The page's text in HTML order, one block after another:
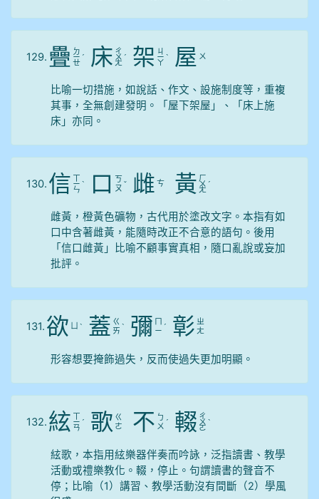
129. 疊 ㄉ
ㄧ
ㄝ
ˊ 床 ㄔ
ㄨ
ㄤ
ˊ 架 ㄐ
ㄧ
ㄚ
ˋ 屋 ㄨ
比喻一切措施，如說話、作文、設施制度等，重複
其事，全無創建發明。「屋下架屋」、「床上施
床」亦同。
130. 信 ㄒ
ㄧ
ㄣ
ˋ 口 ㄎ
ㄡ ˇ 雌 ㄘ 黃 ㄏ
ㄨ
ㄤ
ˊ
雌黃，橙黃色礦物，古代用於塗改文字。本指有如
口中含著雌黃，能隨時改正不合意的語句。後用
「信口雌黃」比喻不顧事實真相，隨口亂說或妄加
批評。
131. 欲 ˋ 蓋 ㄍ
ㄞ ˋ 彌 ㄇ
ㄧ ˊ 彰 ㄓ
ㄤ
形容想要掩飾過失，反而使過失更加明顯。
132. 絃 ㄒ
ㄧ
ㄢ
ˊ 歌 ㄍ
ㄜ
不 ㄅ
ㄨ ˊ 輟 ㄔ
ㄨ
ㄛ
ˋ
絃歌，本指用絃樂器伴奏而吟詠，泛指讀書、教學
活動或禮樂教化。輟，停止。句謂讀書的聲音不
停；比喻（1）講習、教學活動沒有間斷（2）學風